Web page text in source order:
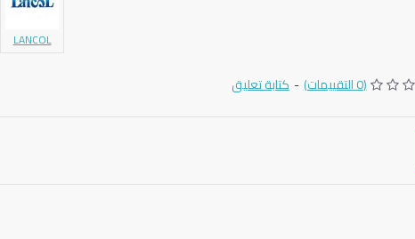
LANCOL
(0 التقييمات) - كتابة تعليق